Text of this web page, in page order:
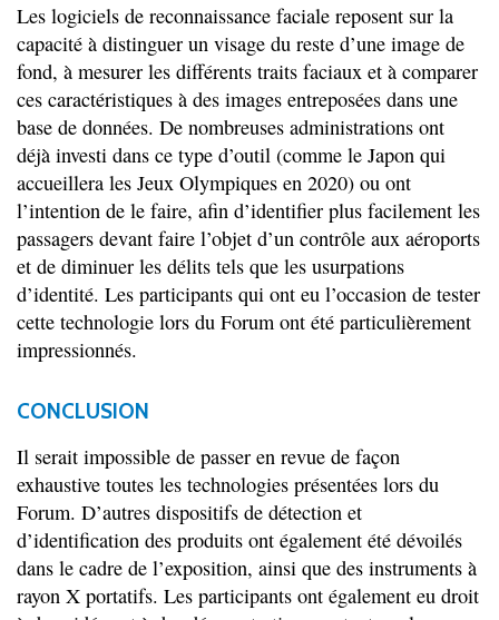
Les logiciels de reconnaissance faciale reposent sur la
capacité à distinguer un visage du reste d’une image de
fond, à mesurer les différents traits faciaux et à comparer
ces caractéristiques à des images entreposées dans une
base de données. De nombreuses administrations ont
déjà investi dans ce type d’outil (comme le Japon qui
accueillera les Jeux Olympiques en 2020) ou ont
l’intention de le faire, afin d’identifier plus facilement les
passagers devant faire l’objet d’un contrôle aux aéroports
et de diminuer les délits tels que les usurpations
d’identité. Les participants qui ont eu l’occasion de tester
cette technologie lors du Forum ont été particulièrement
impressionnés.
CONCLUSION
Il serait impossible de passer en revue de façon
exhaustive toutes les technologies présentées lors du
Forum. D’autres dispositifs de détection et
d’identification des produits ont également été dévoilés
dans le cadre de l’exposition, ainsi que des instruments à
rayon X portatifs. Les participants ont également eu droit